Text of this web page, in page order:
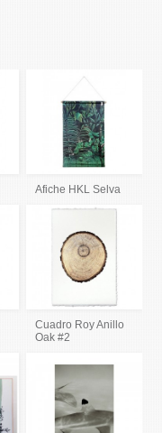
Afiche HKL Selva
Cuadro Roy Anillo
Oak #2